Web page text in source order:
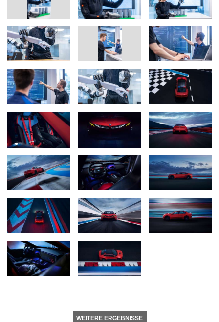
WEITERE ERGEBNISSE